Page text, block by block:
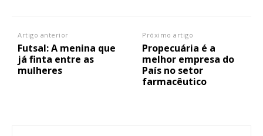
Artigo anterior
Futsal: A menina que
já finta entre as
mulheres
Próximo artigo
Propecuária é a
melhor empresa do
País no setor
farmacêutico